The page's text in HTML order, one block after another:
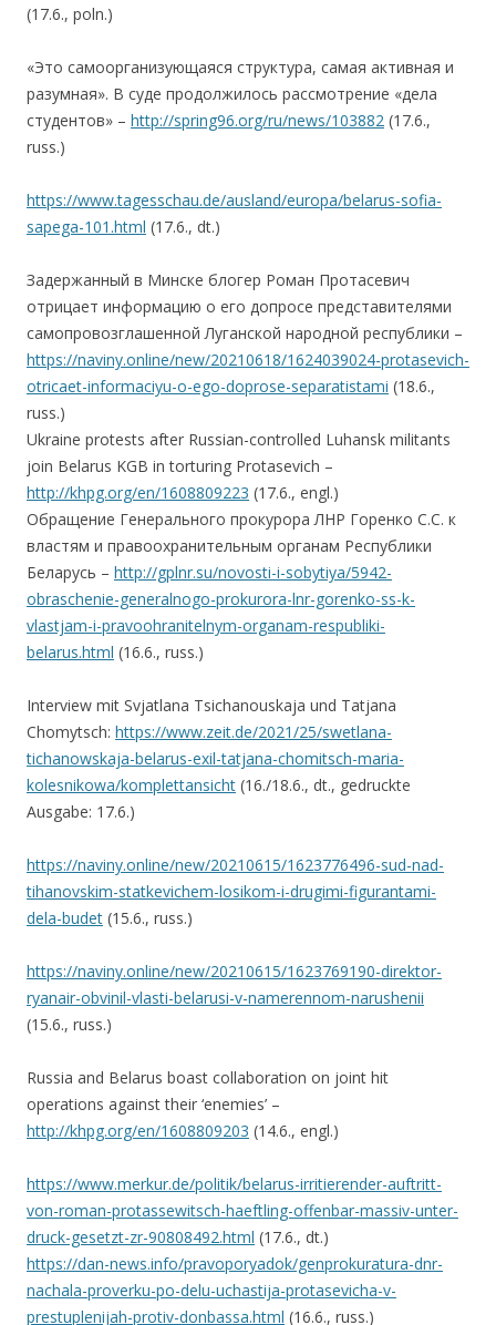
(17.6., poln.)
«Это самоорганизующаяся структура, самая активная и
разумная». В суде продолжилось рассмотрение «дела
студентов» – http://spring96.org/ru/news/103882 (17.6.,
russ.)
https://www.tagesschau.de/ausland/europa/belarus-sofia-
sapega-101.html (17.6., dt.)
Задержанный в Минске блогер Роман Протасевич
отрицает информацию о его допросе представителями
самопровозглашенной Луганской народной республики –
https://naviny.online/new/20210618/1624039024-protasevich-
otricaet-informaciyu-o-ego-doprose-separatistami (18.6.,
russ.)
Ukraine protests after Russian-controlled Luhansk militants
join Belarus KGB in torturing Protasevich –
http://khpg.org/en/1608809223 (17.6., engl.)
Обращение Генерального прокурора ЛНР Горенко С.С. к
властям и правоохранительным органам Республики
Беларусь – http://gplnr.su/novosti-i-sobytiya/5942-
obraschenie-generalnogo-prokurora-lnr-gorenko-ss-k-
vlastjam-i-pravoohranitelnym-organam-respubliki-
belarus.html (16.6., russ.)
Interview mit Svjatlana Tsichanouskaja und Tatjana
Chomytsch: https://www.zeit.de/2021/25/swetlana-
tichanowskaja-belarus-exil-tatjana-chomitsch-maria-
kolesnikowa/komplettansicht (16./18.6., dt., gedruckte
Ausgabe: 17.6.)
https://naviny.online/new/20210615/1623776496-sud-nad-
tihanovskim-statkevichem-losikom-i-drugimi-figurantami-
dela-budet (15.6., russ.)
https://naviny.online/new/20210615/1623769190-direktor-
ryanair-obvinil-vlasti-belarusi-v-namerennom-narushenii
(15.6., russ.)
Russia and Belarus boast collaboration on joint hit
operations against their ‘enemies’ –
http://khpg.org/en/1608809203 (14.6., engl.)
https://www.merkur.de/politik/belarus-irritierender-auftritt-
von-roman-protassewitsch-haeftling-offenbar-massiv-unter-
druck-gesetzt-zr-90808492.html (17.6., dt.)
https://dan-news.info/pravoporyadok/genprokuratura-dnr-
nachala-proverku-po-delu-uchastija-protasevicha-v-
prestuplenijah-protiv-donbassa.html (16.6., russ.)